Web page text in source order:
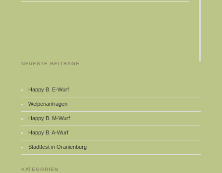
NEUESTE BEITRÄGE
Happy B. E-Wurf
Welpenanfragen
Happy B. M-Wurf
Happy B. A-Wurf
Stadtfest in Oranienburg
KATEGORIEN